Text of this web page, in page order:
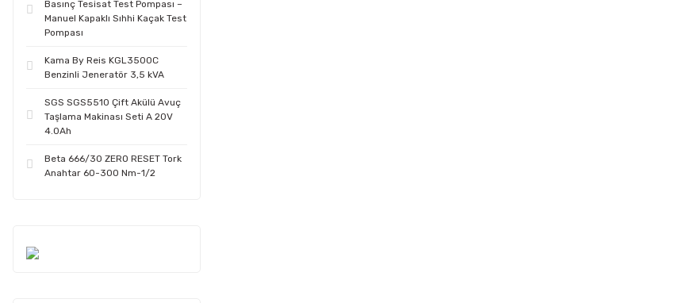
Basınç Tesisat Test Pompası –
Manuel Kapaklı Sıhhi Kaçak Test
Pompası
Kama By Reis KGL3500C
Benzinli Jeneratör 3,5 kVA
SGS SGS5510 Çift Akülü Avuç
Taşlama Makinası Seti A 20V
4.0Ah
Beta 666/30 ZERO RESET Tork
Anahtar 60-300 Nm-1/2